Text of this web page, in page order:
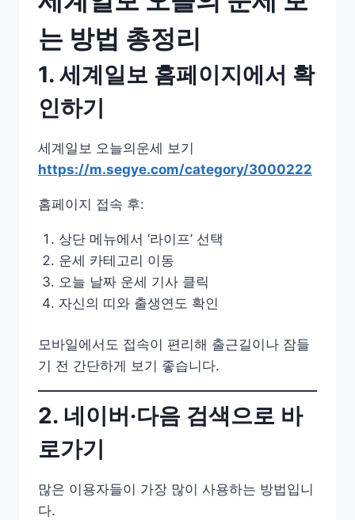
는 방법 총정리
1. 세계일보 홈페이지에서 확
인하기
세계일보 오늘의운세 보기
https://m.segye.com/category/3000222
홈페이지 접속 후:
상단 메뉴에서 ‘라이프’ 선택
운세 카테고리 이동
오늘 날짜 운세 기사 클릭
자신의 띠와 출생연도 확인
모바일에서도 접속이 편리해 출근길이나 잠들
기 전 간단하게 보기 좋습니다.
2. 네이버·다음 검색으로 바
로가기
많은 이용자들이 가장 많이 사용하는 방법입니
다.